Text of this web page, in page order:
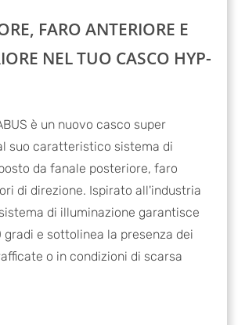
FARO ANTERIORE E
NEL TUO CASCO HYP-
è un nuovo casco super
suo caratteristico sistema di
da fanale posteriore, faro
di direzione. Ispirato all'industria
di illuminazione garantisce
e sottolinea la presenza dei
o in condizioni di scarsa